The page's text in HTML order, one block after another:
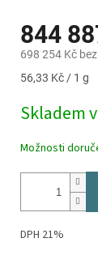
844
698 254 Kč
Měrná
56,33 Kč / 1 g
Skladem
Možnosti
DPH 21%